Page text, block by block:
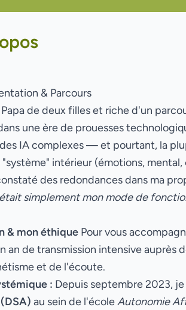
& Parcours
Papa de deux filles et riche d'un
une ère de prouesses
IA complexes — et pourtant, la
intérieur (émotions, mental,
des redondances dans ma
simplement mon mode de
& mon éthique Pour vous
an de transmission intensive auprès
et de l'écoute.
: Depuis septembre 2023,
au sein de l'écoleAutonomie